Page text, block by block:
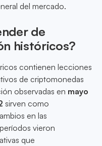
del mercado.
de
históricos?
contienen lecciones
de criptomonedas
observadas en mayo
sirven como
en las
vieron
que